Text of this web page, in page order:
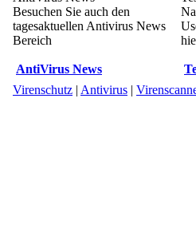
Besuchen Sie auch den
tagesaktuellen Antivirus News
Bereich
AntiVirus News
Virenschutz | Antivirus |